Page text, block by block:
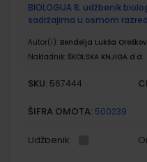
BIOLOGIJA 8; udžbenik
sadržajima u osmom
Autor(i): Bendelja Lukša
Nakladnik: ŠKOLSKA KNJIGA d.d.
SKU: 567444
ŠIFRA OMOTA: 500239
Udžbenik